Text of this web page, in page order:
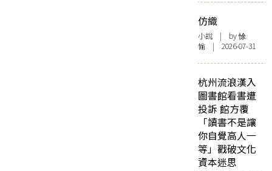
仿織
小說 | by 悇
愉 | 2026-07-31
杭州流浪漢入
圖書館看書遭
投訴 館方覆
「讀書不是讓
你自覺高人一
等」戳破文化
資本迷思